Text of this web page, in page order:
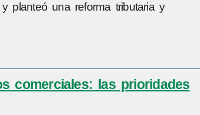
planteó una reforma tributaria y
comerciales: las prioridades